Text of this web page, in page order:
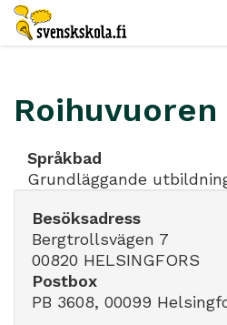
Språkbad
Grundläggande
Besöksadress
Bergtrollsvägen 7
00820 HELSINGFORS
Postbox
PB 3608, 00099